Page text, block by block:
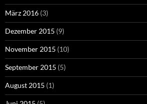
März 2016 (3)
Dezember 2015 (9)
November 2015 (10)
September 2015 (5)
August 2015 (1)